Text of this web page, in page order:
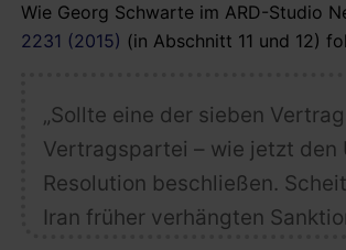
Wie Georg Schwarte im ARD-Studio
2231 (2015) (in Abschnitt 11 und 12)
„Sollte eine der sieben
Vertragspartei – wie jetzt den
Resolution beschließen.
Iran früher verhängten